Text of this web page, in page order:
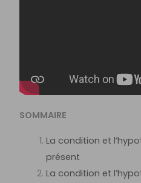
SOMMAIRE
La condition et
présent
La condition et